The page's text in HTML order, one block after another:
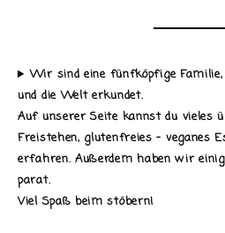
Wir sind eine fünfköpfige
und die Welt erkundet.
Auf unserer Seite kannst du vieles
Freistehen, glutenfreies - veganes
erfahren. Außerdem haben wir
parat.
Viel Spaß beim stöbern!